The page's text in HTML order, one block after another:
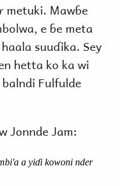
metuki. Mawɓe
e ɓe meta
suuɗika. Sey
hetta ko ka wi
Fulfulde
Jonnde Jam:
a yiɗi kowoni nder